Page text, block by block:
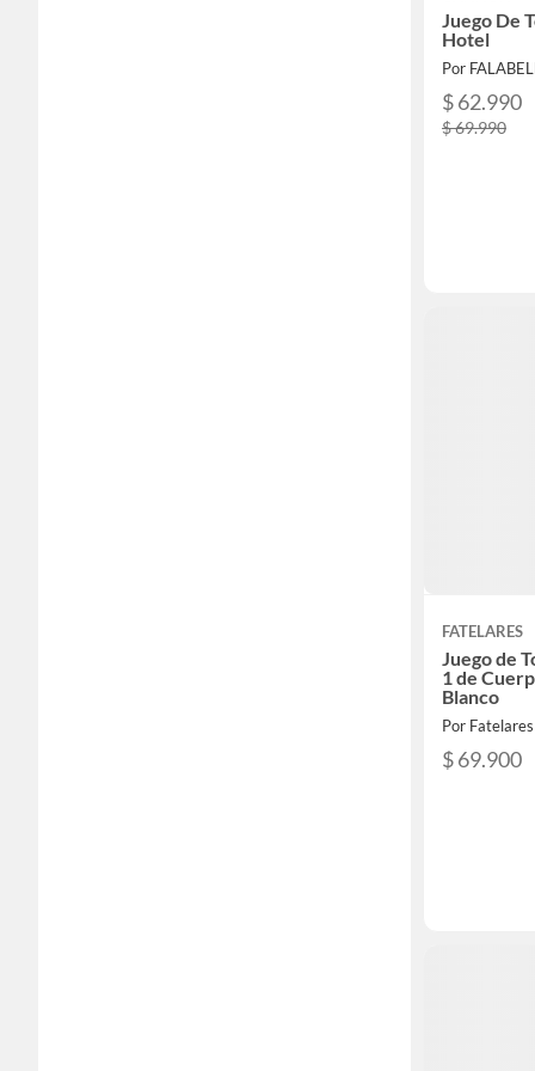
Juego De
Hotel
Por
$ 62.990
$ 69.990
FATELARES
Juego de
1 de
Blanco
Por Fatelares
$ 69.900